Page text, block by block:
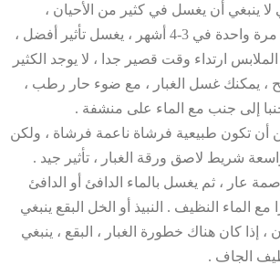
لا ينبغي أن يغسل في كثير من الأحيان ،
ويفضل أن يكون ذلك مرة واحدة في 3-4 أشهر ، يغسل تأثير أفضل ،
ارتداء وقت قصير جدا ، لا يوجد الكثير
، يمكنك غسل الغبار ، مع ضوء حار رطب ،
إلى جنب مع الماء على منشفة .
أن تكون طبيعية فرشاة ناعمة فرشاة ، ولكن
شريط لاصق ورقة الغبار ، تأثير جيد .
عار ، ثم يغسل بالماء الدافئ أو الدافئ
الماء النظيف . النبيذ أو الخل البقع ينبغي
، إذا كان هناك خطورة الغبار ، البقع ، ينبغي
الجاف .